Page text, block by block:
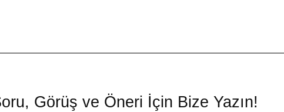
Görüş ve Öneri İçin Bize Yazın!